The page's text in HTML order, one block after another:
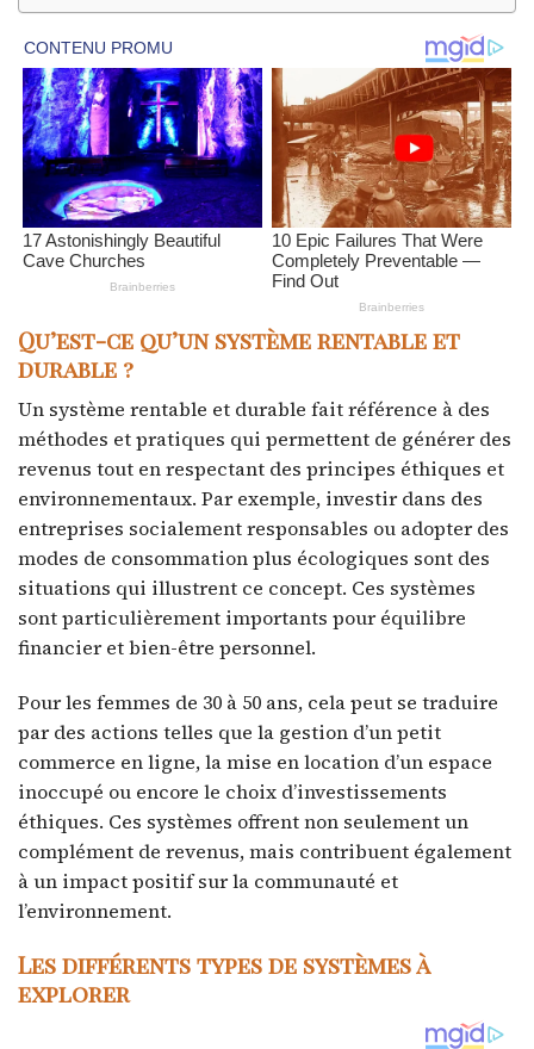
Qu’est-ce qu’un système rentable et
durable ?
Un système rentable et durable fait référence à des
méthodes et pratiques qui permettent de générer des
revenus tout en respectant des principes éthiques et
environnementaux. Par exemple, investir dans des
entreprises socialement responsables ou adopter des
modes de consommation plus écologiques sont des
situations qui illustrent ce concept. Ces systèmes
sont particulièrement importants pour équilibre
financier et bien-être personnel.
Pour les femmes de 30 à 50 ans, cela peut se traduire
par des actions telles que la gestion d’un petit
commerce en ligne, la mise en location d’un espace
inoccupé ou encore le choix d’investissements
éthiques. Ces systèmes offrent non seulement un
complément de revenus, mais contribuent également
à un impact positif sur la communauté et
l’environnement.
Les différents types de systèmes à
explorer